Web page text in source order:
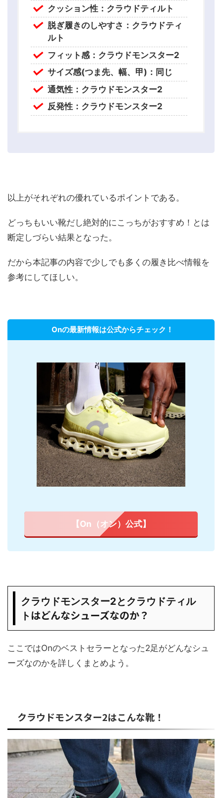
クッション性：クラウドティルト
脱ぎ履きのしやすさ：クラウドティ
ルト
フィット感：クラウドモンスター2
サイズ感(つま先、幅、甲)：同じ
通気性：クラウドモンスター2
反発性：クラウドモンスター2
以上がそれぞれの優れているポイントである。
どっちもいい靴だし絶対的にこっちがおすすめ！とは
断定しづらい結果となった。
だから本記事の内容で少しでも多くの履き比べ情報を
参考にしてほしい。
Onの最新情報は公式からチェック！
【On（オン）公式】
クラウドモンスター2とクラウドティル
ト はどんなシューズなのか？
ここではOnのベストセラーとなった2足がどんなシュ
ーズなのかを詳しくまとめよう。
クラウドモンスター2はこんな靴！